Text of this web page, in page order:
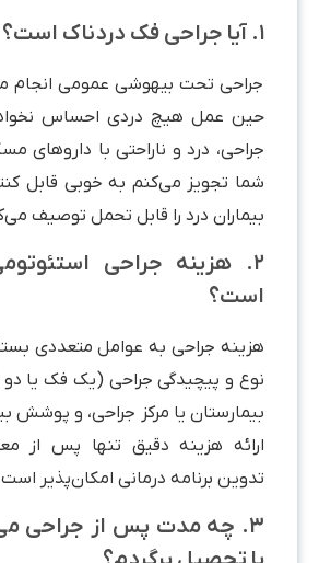
۱. آیا جراحی فک دردناک است؟
جراحی تحت بیهوشی عمومی انجام
حین عمل هیچ دردی احساس
جراحی، درد و ناراحتی با داروهای
شما تجویز می‌کنم به خوبی قابل
بیماران درد را قابل تحمل توصیف
۲. هزینه جراحی
است؟
هزینه جراحی به عوامل متعددی
نوع و پیچیدگی جراحی (یک فک یا
بیمارستان یا مرکز جراحی، و پوشش
ارائه هزینه دقیق تنها پس از
تدوین برنامه درمانی امکان‌پذیر
۳. چه مدت پس از جراحی